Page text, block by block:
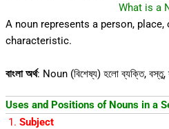
What is a
A noun represents a person,
characteristic.
বাংলা অর্থ: Noun (বিশেষ্য) হলো ব্যক্তি, বস্তু,
Uses and Positions of Nouns in a
1. Subject